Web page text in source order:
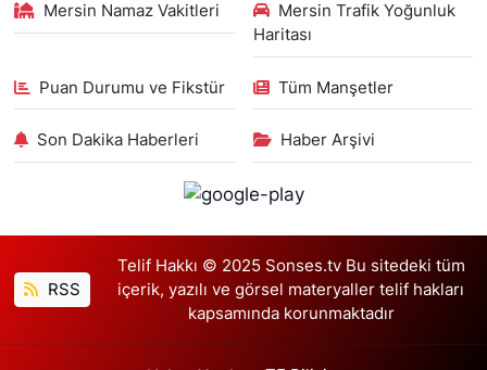
Mersin Namaz Vakitleri
Mersin Trafik Yoğunluk
Haritası
Puan Durumu ve Fikstür Tüm Manşetler
Son Dakika Haberleri Haber Arşivi
RSS
Telif Hakkı © 2025 Sonses.tv Bu sitedeki tüm
içerik, yazılı ve görsel materyaller telif hakları
kapsamında korunmaktadır